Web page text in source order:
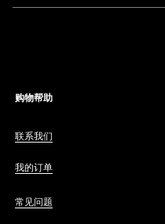
购物帮助
联系我们
我的订单
常见问题